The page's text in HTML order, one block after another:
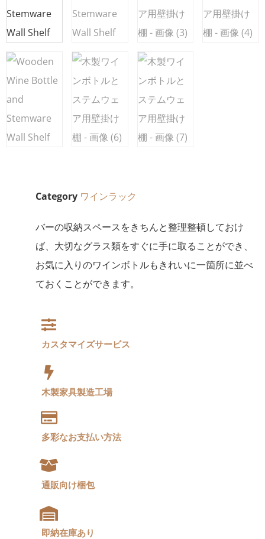
Category ワインラック
バーの収納スペースをきちんと整理整頓しておけ
ば、大切なグラス類をすぐに手に取ることができ、
お気に入りのワインボトルもきれいに一箇所に並べ
ておくことができます。
カスタマイズサービス
木製家具製造工場
多彩なお支払い方法
通販向け梱包
即納在庫あり